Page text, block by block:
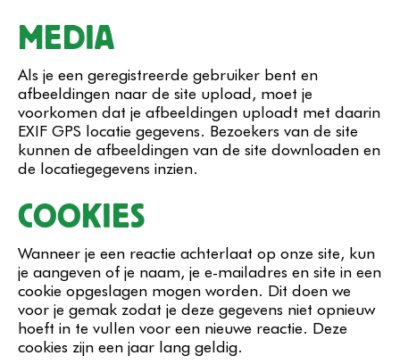
MEDIA
Als je een geregistreerde gebruiker bent en
afbeeldingen naar de site upload, moet je
voorkomen dat je afbeeldingen uploadt met daarin
EXIF GPS locatie gegevens. Bezoekers van de site
kunnen de afbeeldingen van de site downloaden en
de locatiegegevens inzien.
COOKIES
Wanneer je een reactie achterlaat op onze site, kun
je aangeven of je naam, je e-mailadres en site in een
cookie opgeslagen mogen worden. Dit doen we
voor je gemak zodat je deze gegevens niet opnieuw
hoeft in te vullen voor een nieuwe reactie. Deze
cookies zijn een jaar lang geldig.